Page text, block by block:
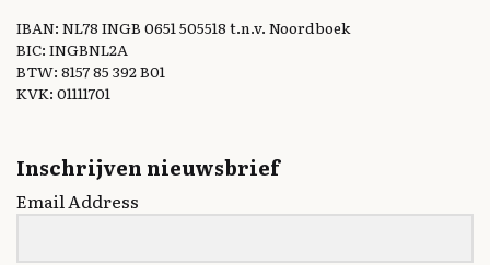
IBAN: NL78 INGB 0651 505518 t.n.v. Noordboek
BIC: INGBNL2A
BTW: 8157 85 392 B01
KVK: 01111701
Inschrijven nieuwsbrief
Email Address